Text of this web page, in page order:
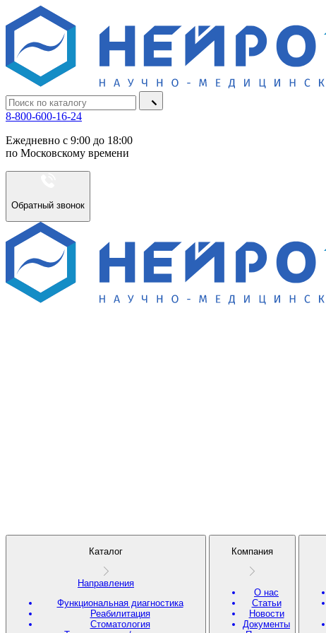
8-800-600-16-24
Ежедневно с 9:00 до 18:00
по Московскому времени
Обратный звонок
Каталог
Направления
Функциональная диагностика
Реабилитация
Стоматология
Компания
О нас
Статьи
Новости
Документы